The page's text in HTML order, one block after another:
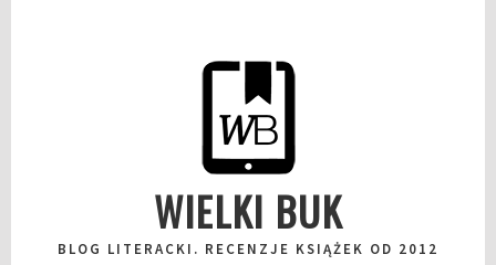
WIELKI BUK
BLOG LITERACKI. RECENZJE KSIĄŻEK OD 2012